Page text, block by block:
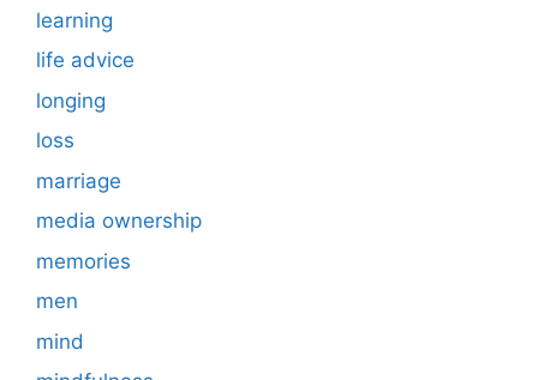
learning
life advice
longing
loss
marriage
media ownership
memories
men
mind